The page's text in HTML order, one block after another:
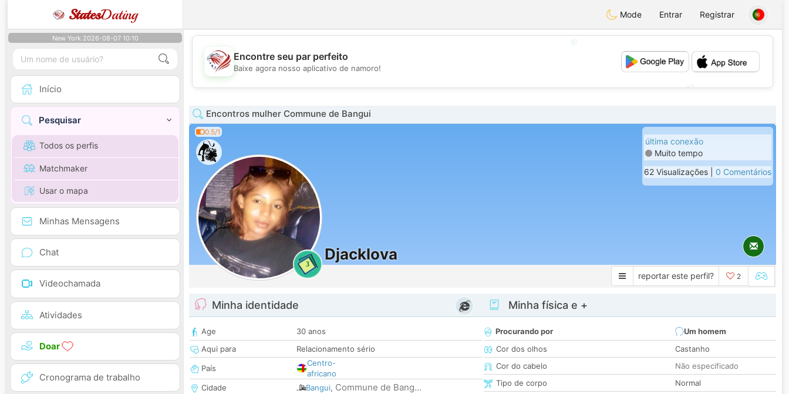
StatesDating Mode Entrar Registrar
New York 2026-08-07 10:10
Início
Pesquisar
Todos os perfis
Matchmaker
Usar o mapa
Minhas Mensagens
Chat
Videochamada
Atividades
Doar
Cronograma de trabalho
💖
💕
Encontre seu par perfeito
Baixe agora nosso aplicativo de namoro!
Encontros mulher Commune de Bangui
0.5/1
3
Djacklova
última conexão
Muito tempo
62 Visualizações | 0 Comentários
reportar este perfil? 2
Minha identidade
Age
30 anos
Aqui para
Relacionamento sério
País
Centro-
africano
Cidade
Bangui, Commune de Bang...
Minha física e +
Procurando por
Um homem
Cor dos olhos
Castanho
Cor do cabelo
Não especificado
Tipo de corpo
Normal